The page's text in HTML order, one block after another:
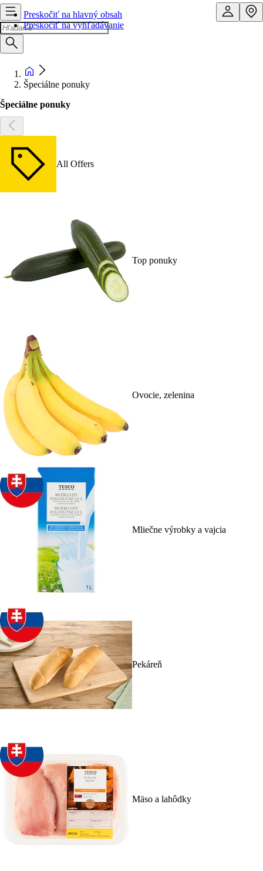
Preskočiť na hlavný obsah
Preskočiť na vyhľadávanie
Špeciálne ponuky
Špeciálne ponuky
All Offers
Top ponuky
Ovocie, zelenina
Mliečne výrobky a vajcia
Pekáreň
Mäso a lahôdky